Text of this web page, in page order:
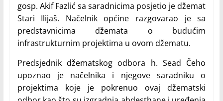
gosp. Akif Fazlić sa saradnicima posjetio je džemat
Stari Ilijaš. Načelnik općine razgovarao je sa
predstavnicima džemata o budućim
infrastrukturnim projektima u ovom džematu.
Predsjednik džematskog odbora h. Sead Čeho
upoznao je načelnika i njegove saradniku o
projektima koje je pokrenuo ovaj džematski